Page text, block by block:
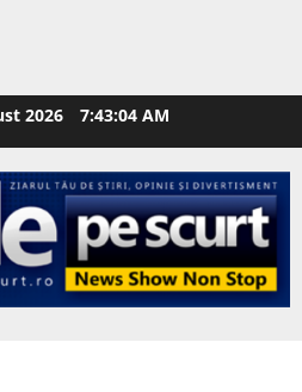
2026 7:43:05 AM